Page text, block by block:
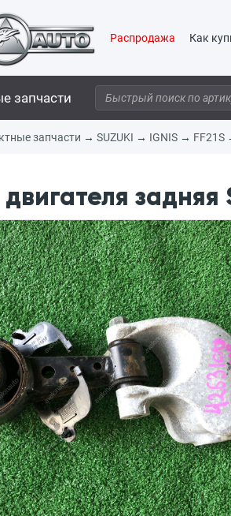
Распродажа Как
запчасти
запчасти → SUZUKI → IGNIS → FF21S
задняя